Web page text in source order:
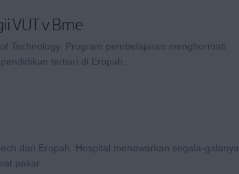
VUT v Brne
Technology. Program pembelajaran menghormati
tertiari di Eropah.
dan Eropah. Hospital menawarkan segala-galanya
pakar.